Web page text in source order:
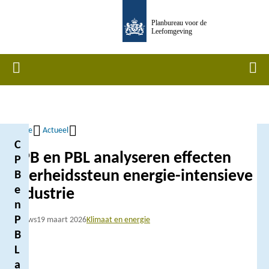
inhoud
Planbureau voor de
Leefomgeving
Home
Kruimelpad
Home Actueel
CPB en PBL analyseren effecten
overheidssteun energie-intensieve
industrie
Nieuws19 maart 2026Klimaat en energie
C
P
B
e
n
P
B
L
a